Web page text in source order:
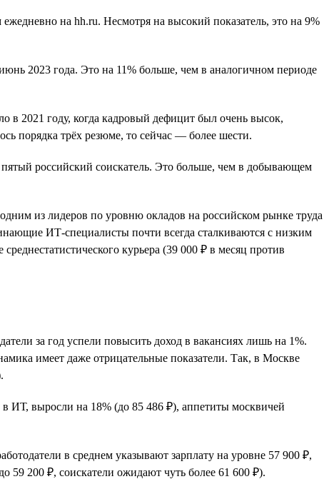
на hh.ru. Несмотря на высокий показатель, это на 9%
2023 года. Это на 11% больше, чем в аналогичном периоде
в 2021 году, когда кадровый дефицит был очень высок,
порядка трёх резюме, то сейчас — более шести.
российский соискатель. Это больше, чем в добывающем
из лидеров по уровню окладов на российском рынке труда
ИТ-специалисты почти всегда сталкиваются с низким
курьера (39 000 ₽ в месяц против
за год успели повысить доход в вакансиях лишь на 1%.
имеет даже отрицательные показатели. Так, в Москве
ИТ, выросли на 18% (до 85 486 ₽), аппетиты москвичей
в среднем указывают зарплату на уровне 57 900 ₽,
59 200 ₽, соискатели ожидают чуть более 61 600 ₽).